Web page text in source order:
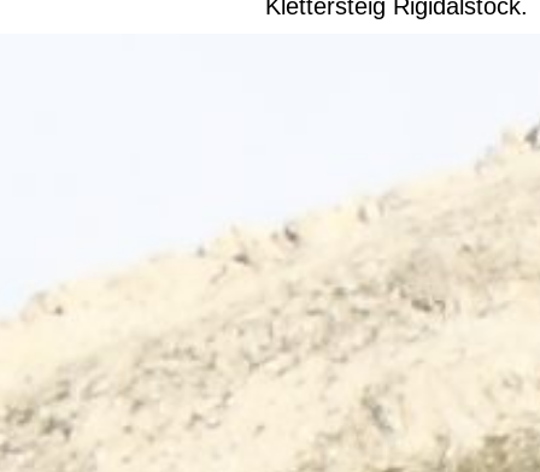
Klettersteig Rigidalstock.